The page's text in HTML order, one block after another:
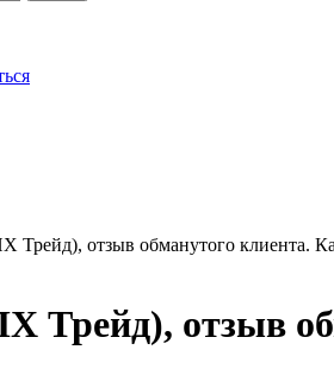
Трейд), отзыв обманутого клиента.
Трейд), отзыв